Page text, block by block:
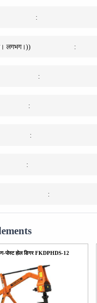
:
लगभग।)) :
:
:
:
:
:
पोस्ट होल डिगर FKDPHDS-12